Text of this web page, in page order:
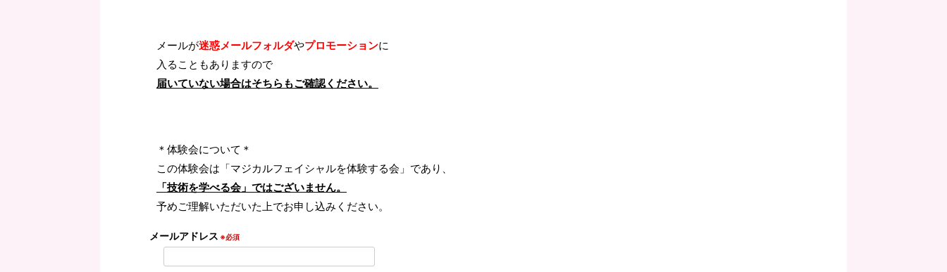
メールが迷惑メールフォルダやプロモーションに
入ることもありますので
届いていない場合はそちらもご確認ください。
＊体験会について＊
この体験会は「マジカルフェイシャルを体験する会」であり、
「技術を学べる会」ではございません。
予めご理解いただいた上でお申し込みください。
メールアドレス ※必須